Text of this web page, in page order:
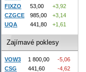
FIXZO
53,00
+3,92
CZGCE
985,00
+3,14
UQA
441,80 +1,61
Zajímavé poklesy
VOW3 1 800,00
-5,06
CSG
441,60
-4,62